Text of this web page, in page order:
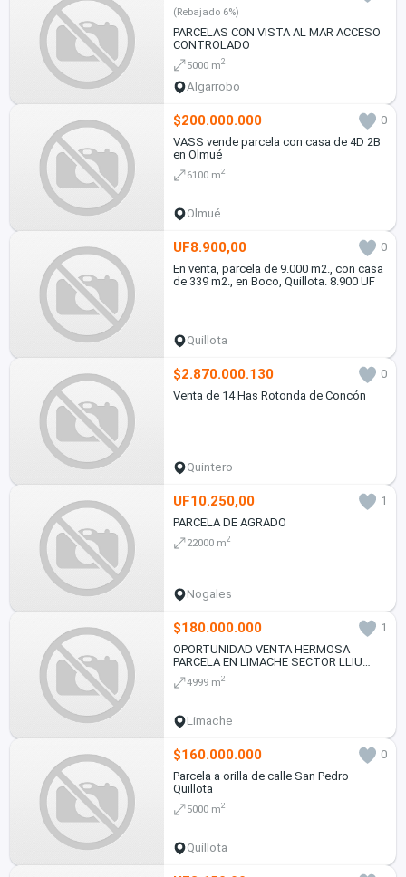
(Rebajado 6%)
PARCELAS CON VISTA AL MAR ACCESO
CONTROLADO
5000 m2
Algarrobo
$200.000.000
0
VASS vende parcela con casa de 4D 2B
en Olmué
6100 m2
Olmué
UF8.900,00
0
En venta, parcela de 9.000 m2., con casa
de 339 m2., en Boco, Quillota. 8.900 UF
Quillota
$2.870.000.130
0
Venta de 14 Has Rotonda de Concón
Quintero
UF10.250,00
1
PARCELA DE AGRADO
22000 m2
Nogales
$180.000.000
1
OPORTUNIDAD VENTA HERMOSA
PARCELA EN LIMACHE SECTOR LLIU
LLIU
4999 m2
Limache
$160.000.000
0
Parcela a orilla de calle San Pedro
Quillota
5000 m2
Quillota